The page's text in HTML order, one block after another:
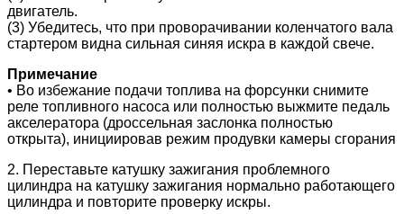
двигатель.
(3) Убедитесь, что при проворачивании коленчатого вала
стартером видна сильная синяя искра в каждой свече.
Примечание
• Во избежание подачи топлива на форсунки снимите
реле топливного насоса или полностью выжмите педаль
акселератора (дроссельная заслонка полностью
открыта), инициировав режим продувки камеры сгорания
2. Переставьте катушку зажигания проблемного
цилиндра на катушку зажигания нормально работающего
цилиндра и повторите проверку искры.